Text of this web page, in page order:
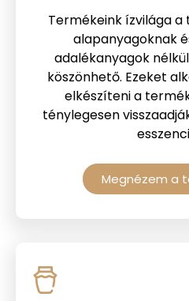
Termékeink ízvilága
alapanyagoknak
adalékanyagok
köszönhető. Ezeket
elkészíteni a
ténylegesen
Megnézem a